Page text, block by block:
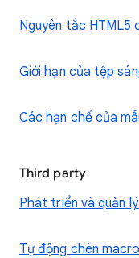
Nguyên tắc HTML5
Giới hạn của tệp
Các hạn chế của
Third party
Phát triển và quản
Tự động chèn macro